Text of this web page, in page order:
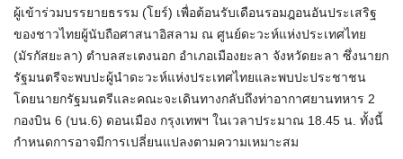
ผู้เข้าร่วมบรรยายธรรม (โยร์) เพื่อต้อนรับเดือนรอมฎอนอันประเสริฐ
ของชาวไทยผู้นับถือศาสนาอิสลาม ณ ศูนย์ดะวะห์แห่งประเทศไทย
(มัรกัสยะลา) ตำบลสะเตงนอก อำเภอเมืองยะลา จังหวัดยะลา ซึ่งนายก
รัฐมนตรีจะพบปะผู้นำดะวะห์แห่งประเทศไทยและพบปะประชาชน
โดยนายกรัฐมนตรีและคณะจะเดินทางกลับถึงท่าอากาศยานทหาร 2
กองบิน 6 (บน.6) ดอนเมือง กรุงเทพฯ ในเวลาประมาณ 18.45 น. ทั้งนี้
กำหนดการอาจมีการเปลี่ยนแปลงตามความเหมาะสม